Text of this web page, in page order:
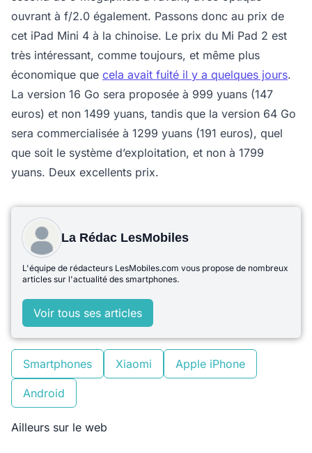
ouvrant à f/2.0 également. Passons donc au prix de
cet iPad Mini 4 à la chinoise. Le prix du Mi Pad 2 est
très intéressant, comme toujours, et même plus
économique que cela avait fuité il y a quelques jours.
La version 16 Go sera proposée à 999 yuans (147
euros) et non 1499 yuans, tandis que la version 64 Go
sera commercialisée à 1299 yuans (191 euros), quel
que soit le système d’exploitation, et non à 1799
yuans. Deux excellents prix.
La Rédac LesMobiles
L'équipe de rédacteurs LesMobiles.com vous propose de nombreux
articles sur l'actualité des smartphones.
Voir tous ses articles
Smartphones Xiaomi Apple iPhone
Android
Ailleurs sur le web